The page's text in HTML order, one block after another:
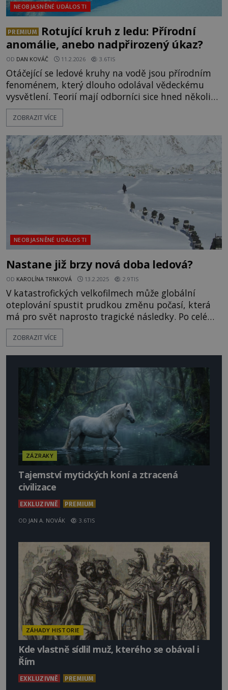
NEOBJASNĚNÉ UDÁLOSTI
PREMIUM
Rotující kruh z ledu: Přírodní
anomálie, anebo nadpřirozený úkaz?
OD DAN KOVÁČ 11.2.2026 3.6TIS
Otáčející se ledové kruhy na vodě jsou přírodním
fenoménem, který dlouho odolával vědeckému
vysvětlení. Teorií mají odborníci sice hned několik,
co když ale narážíme na jev, který přesahuje
hranice vědy? Podaří se vysvětlit, co vytváří z ledu
zmiňovaných hypotéz hovoří o pomalých rotačních
proudech vody pod ledem,
ZOBRAZIT VÍCE
NEOBJASNĚNÉ UDÁLOSTI
Nastane již brzy nová doba ledová?
OD KAROLÍNA TRNKOVÁ 13.2.2025 2.9TIS
V katastrofických velkofilmech může globální
oteplování spustit prudkou změnu počasí, která
má pro svět naprosto tragické následky. Po celé
planetě se ochladí a nastane nová doba ledová.
Množství vody z tajících polárních ledovců totiž
nečekaně a nikdo na ni není připraven. Mnozí
současní klimatologové tvrdí
ZOBRAZIT VÍCE
ZÁZRAKY
Tajemství mytických koní a ztracená
civilizace
EXKLUZIVNĚ PREMIUM
OD JAN A. NOVÁK 3.6TIS
ZÁHADY HISTORIE
Kde vlastně sídlil muž, kterého se obával i
Řím
EXKLUZIVNĚ PREMIUM